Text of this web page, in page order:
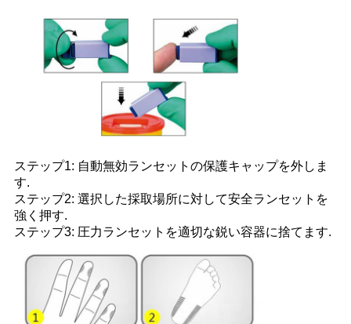
ステップ1: 自動無効ランセットの保護キャップを外しま
す.
ステップ2: 選択した採取場所に対して安全ランセットを
強く押す.
ステップ3: 圧力ランセットを適切な鋭い容器に捨てます.